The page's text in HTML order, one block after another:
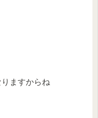
ますからね